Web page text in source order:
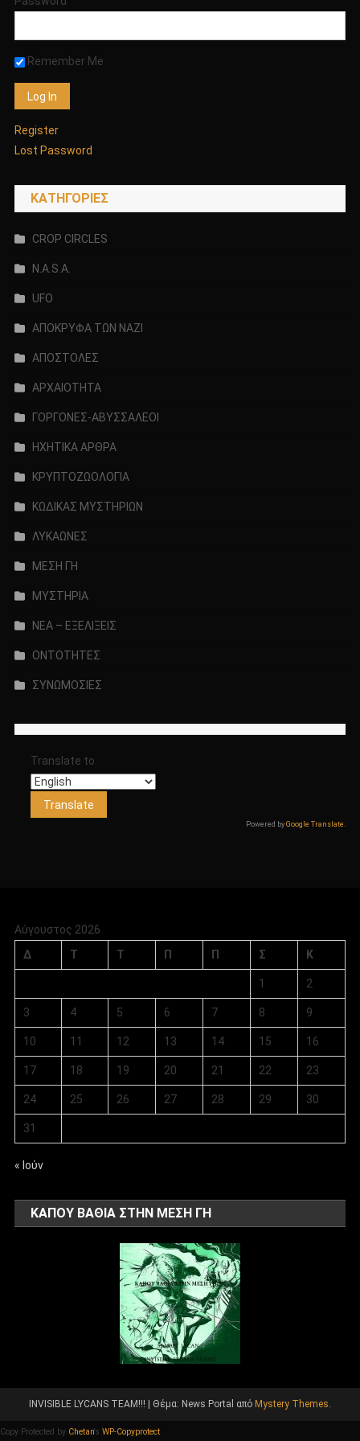
Remember Me
Register
Lost Password
KΑΤΗΓΟΡΊΕΣ
CROP CIRCLES
N.A.S.A.
UFO
ΑΠΟΚΡΥΦΑ ΤΩΝ ΝΑΖΙ
ΑΠΟΣΤΟΛΕΣ
ΑΡΧΑΙΟΤΗΤΑ
ΓΟΡΓΟΝΕΣ-ΑΒΥΣΣΑΛΕΟΙ
ΗΧΗΤΙΚΑ ΑΡΘΡΑ
ΚΡΥΠΤΟΖΩΟΛΟΓΙΑ
ΚΩΔΙΚΑΣ ΜΥΣΤΗΡΙΩΝ
ΛΥΚΑΩΝΕΣ
ΜΕΣΗ ΓΗ
ΜΥΣΤΗΡΙΑ
ΝΕΑ – ΕΞΕΛΙΞΕΙΣ
ΟΝΤΟΤΗΤΕΣ
ΣΥΝΩΜΟΣΙΕΣ
Translate to:
Powered byGoogle Translate .
Αύγουστος 2026
Δ
Τ Τ Π Π Σ Κ
1 2
3 4 5 6 7 8 9
10 11 12 13 14 15 16
17 18 19 20 21 22 23
24 25 26 27 28 29 30
31
« Ιούν
ΚΑΠΟΥ ΒΑΘΙΑ ΣΤΗΝ ΜΕΣΗ ΓΗ
INVISIBLE LYCANS TEAM!!! Θέμα: News Portal από Mystery Themes.
Copy Protected by Chetan's WP-Copyprotect.